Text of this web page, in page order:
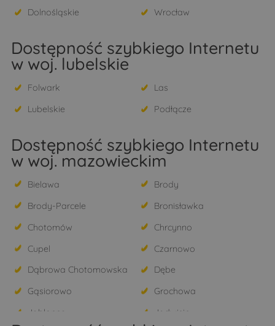
Dolnośląskie Wrocław
Dostępność szybkiego Internetu
w woj. lubelskie
Folwark
Las
Lubelskie
Podłącze
Dostępność szybkiego Internetu
w woj. mazowieckim
Bielawa
Brody
Brody-Parcele
Bronisławka
Chotomów
Chrcynno
Cupel
Czarnowo
Dąbrowa Chotomowska
Dębe
Gąsiorowo
Grochowa
Jabłonna
Jadwisin